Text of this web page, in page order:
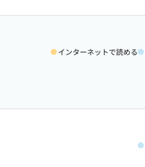
インターネットで読める